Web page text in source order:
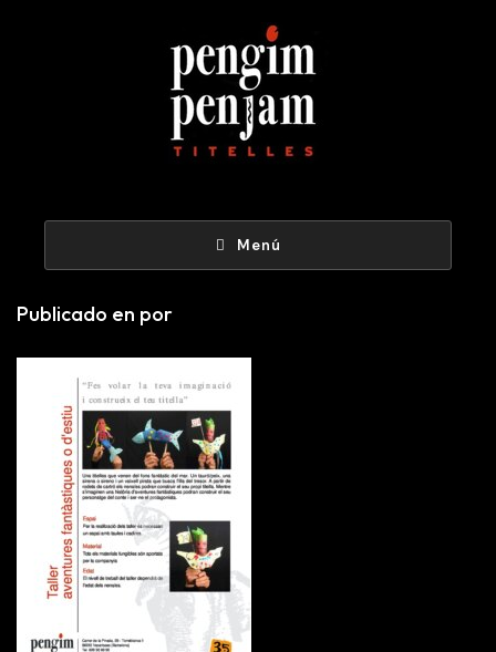
Menú
Publicado en por